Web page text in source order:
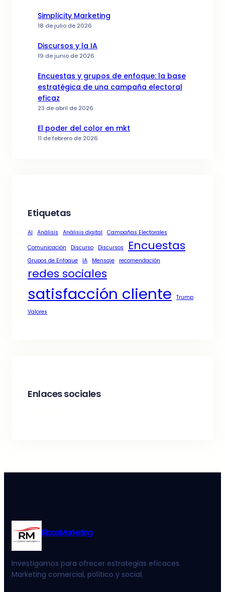
Simplicity Marketing
18 de julio de 2026
Discursos y la IA
19 de junio de 2026
Encuestas y grupos de enfoque: la base
estratégica de una campaña electoral
eficaz
23 de abril de 2026
El poder del color en mkt
11 de febrero de 2026
Etiquetas
AI Análisis Análisis digital
Campañas Electorales
Comunicación
Discurso Discursos Encuestas
Grupos de Enfoque IA Mensaje recomendación
redes sociales
satisfacción cliente
Trump
Valores
Enlaces sociales
RiccoMarketing
Investigamos para ofrecer estrategias eficaces.
Marketing comercial, político y social.